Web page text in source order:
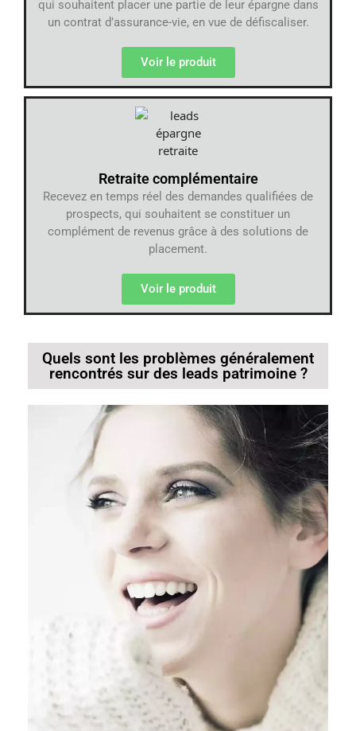
qui souhaitent placer une partie de leur épargne dans
un contrat d’assurance-vie, en vue de défiscaliser.
Voir le produit
Retraite complémentaire
Recevez en temps réel des demandes qualifiées de
prospects, qui souhaitent se constituer un
complément de revenus grâce à des solutions de
placement.
Voir le produit
Quels sont les problèmes généralement
rencontrés sur des leads patrimoine ?